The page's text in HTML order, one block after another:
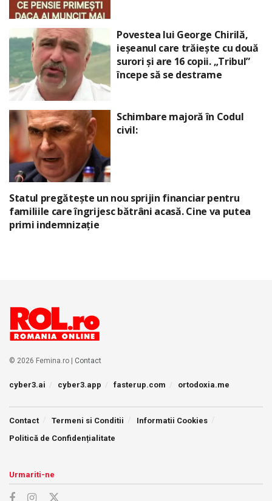
Povestea lui George Chirilă,
ieșeanul care trăiește cu două
surori și are 16 copii. „Tribul”
începe să se destrame
Schimbare majoră în Codul
civil:
Statul pregătește un nou sprijin financiar pentru
familiile care îngrijesc bătrâni acasă. Cine va putea
primi indemnizație
© 2026 Femina.ro | Contact
cyber3.ai cyber3.app fasterup.com ortodoxia.me
Contact Termeni si Conditii
Informatii Cookies
Politică de Confidențialitate
Urmariti-ne